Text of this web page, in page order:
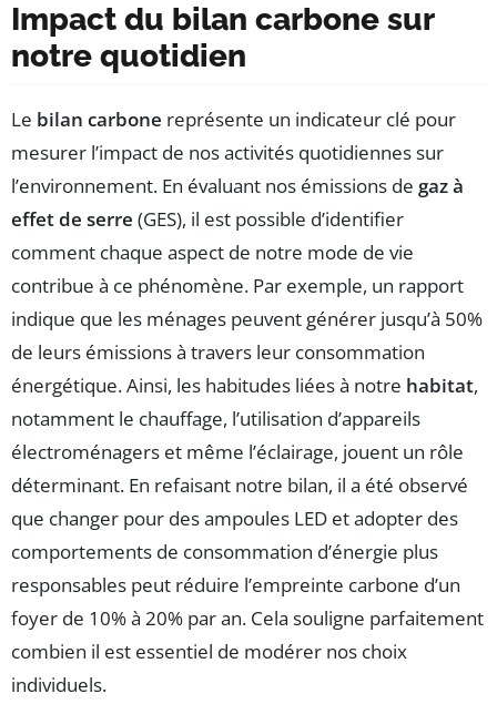
Impact du bilan carbone sur
notre quotidien
Le bilan carbone représente un indicateur clé pour
mesurer l’impact de nos activités quotidiennes sur
l’environnement. En évaluant nos émissions de gaz à
effet de serre (GES), il est possible d’identifier
comment chaque aspect de notre mode de vie
contribue à ce phénomène. Par exemple, un rapport
indique que les ménages peuvent générer jusqu’à 50%
de leurs émissions à travers leur consommation
énergétique. Ainsi, les habitudes liées à notre habitat,
notamment le chauffage, l’utilisation d’appareils
électroménagers et même l’éclairage, jouent un rôle
déterminant. En refaisant notre bilan, il a été observé
que changer pour des ampoules LED et adopter des
comportements de consommation d’énergie plus
responsables peut réduire l’empreinte carbone d’un
foyer de 10% à 20% par an. Cela souligne parfaitement
combien il est essentiel de modérer nos choix
individuels.